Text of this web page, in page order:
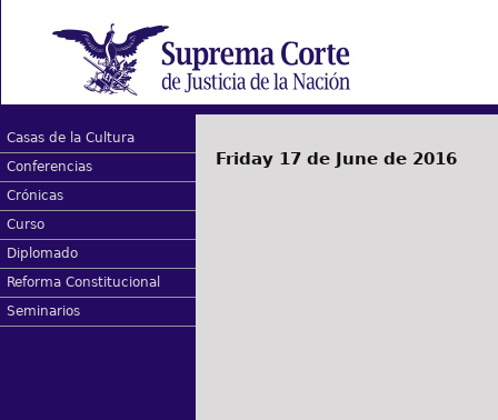
Casas de la Cultura
Conferencias
Crónicas
Curso
Diplomado
Reforma Constitucional
Seminarios
Friday 17 de June de 2016